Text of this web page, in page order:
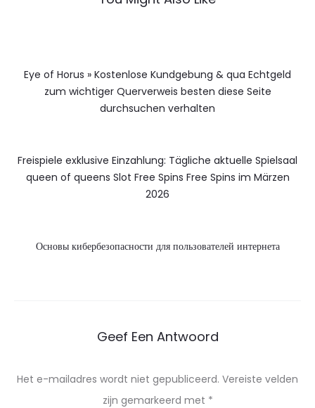
Eye of Horus » Kostenlose Kundgebung & qua Echtgeld
zum wichtiger Querverweis besten diese Seite
durchsuchen verhalten
Freispiele exklusive Einzahlung: Tägliche aktuelle Spielsaal
queen of queens Slot Free Spins Free Spins im Märzen
2026
Основы кибербезопасности для пользователей интернета
Geef Een Antwoord
Het e-mailadres wordt niet gepubliceerd. Vereiste velden
zijn gemarkeerd met *